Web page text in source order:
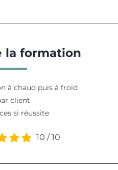
la formation
à chaud puis à froid
client
si réussite
10 /10